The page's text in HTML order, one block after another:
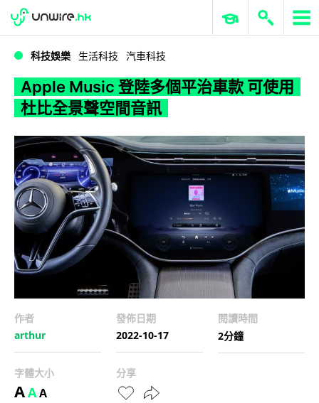
WWDC 2026 ERP 與商業 AI
科技娛樂 生活科技 汽車科技
Apple Music 登陸多個平治車款 可使用
杜比全景聲空間音訊
作者
arthur
發佈日期
2022-10-17
閱讀時間
2分鐘
字體大小
AAA
分享